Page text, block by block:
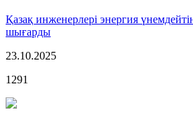
Қазақ инженерлері энергия
шығарды
23.10.2025
1291